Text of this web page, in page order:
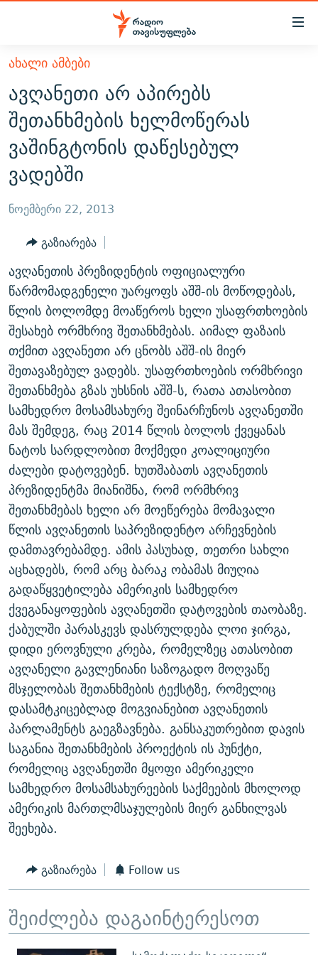
Accessibility
მთავარ
შინაარსზე
დაბრუნება
მთავარ
ნავიგაციაზე
დაბრუნება
ძიებაზე
დაბრუნება
ᲐᲮᲐᲚᲘ ᲐᲛᲑᲔᲑᲘ
ᲗᲔᲛᲔᲑᲘ
ᲞᲝᲚᲘᲢᲘᲙᲐ
ᲔᲙᲝᲜᲝᲛᲘᲙᲐ
ᲡᲐᲖᲝᲒᲐᲓᲝᲔᲑᲐ
ᲙᲣᲚᲢᲣᲠᲐ
ᲕᲘᲓᲔᲝ
ᲑᲚᲝᲒᲔᲑᲘ
ᲞᲝᲓᲙᲐᲡᲢᲔᲑᲘ
ᲐᲡᲐᲗᲘᲐᲜᲘᲡ ᲙᲣᲗᲮᲔ
60 ᲓᲔᲪᲘᲑᲔᲚᲘ
ᲒᲐᲜᲙᲘᲗᲮᲕᲘᲡ ᲓᲦᲔ
ᲓᲘᲚᲘᲡ ᲡᲐᲣᲑᲠᲔᲑᲘ
ᲛᲝᲚᲐᲞᲐᲠᲐᲙᲔ ᲢᲔᲥᲡᲢᲔᲑᲘ
ᲨᲘᲜ - ᲣᲪᲮᲝᲔᲗᲨᲘ
ᲚᲘᲢᲔᲠᲐᲢᲣᲠᲣᲚᲘ ᲬᲐᲮᲜᲐᲒᲔᲑᲘ
ᲐᲛᲔᲠᲘᲙᲣᲚᲘ ᲛᲝᲗᲮᲠᲝᲑᲐ
ᲘᲛᲞᲔᲠᲘᲐ ᲓᲐ ᲠᲐᲓᲘᲝ
ᲒᲐᲓᲐᲪᲔᲛᲔᲑᲘ
ᲤᲔᲜᲝᲕᲐᲜᲘ - 2.10
ᲞᲠᲝᲔᲥᲢᲔᲑᲘ
ᲣᲙᲠᲐᲘᲜᲐᲨᲘ ᲓᲐᲦᲣᲞᲣᲚᲘ ᲥᲐᲠᲗᲕᲔᲚᲘ ᲛᲔᲑᲠᲫᲝᲚᲔᲑᲘ - 2022
ᲓᲐᲛᲝᲣᲙᲘᲓᲔᲑᲚᲝᲑᲘᲡ 100 ᲬᲔᲚᲘ
ᲩᲔᲛᲘ ᲡᲘᲙᲕᲓᲘᲚᲘᲡ ᲛᲘᲖᲔᲖᲘᲐ COVID-19
11 ᲬᲔᲚᲘ - 11 ᲐᲛᲑᲐᲕᲘ
ᲡᲐᲞᲐᲠᲚᲐᲛᲔᲜᲢᲝ ᲐᲠᲩᲔᲕᲜᲔᲑᲘᲡ ᲘᲡᲢᲝᲠᲘᲐ
ᲑᲐᲕᲨᲕᲔᲑᲘ ᲞᲠᲝᲡᲢᲘᲢᲣᲪᲘᲐᲨᲘ - ᲐᲛᲝᲣᲗᲥᲛᲔᲚᲘ ᲐᲛᲑᲐᲕᲘ
5 ᲐᲛᲑᲐᲕᲘ - 20 ᲘᲕᲜᲘᲡᲡ ᲓᲐᲨᲐᲕᲔᲑᲣᲚᲔᲑᲘ
ᲐᲒᲕᲘᲡᲢᲝᲡ ᲝᲛᲘ
ПРИВЕТ ᲙᲣᲚᲢᲣᲠᲐ
ЭХО КАВКАЗА
ᲒᲐᲛᲝᲘᲬᲔᲠᲔ
რთე/რთ-ის ყველა საიტი
ᲐᲮᲐᲚᲘ ᲐᲛᲑᲔᲑᲘ
ავღანეთი არ აპირებს
შეთანხმების ხელმოწერას
ვაშინგტონის დაწესებულ
ვადებში
ნოემბერი 22, 2013
გაზიარება
ავღანეთის პრეზიდენტის ოფიციალური
წარმომადგენელი უარყოფს აშშ-ის მოწოდებას,
წლის ბოლომდე მოაწეროს ხელი უსაფრთხოების
შესახებ ორმხრივ შეთანხმებას. აიმალ ფაზაის
თქმით ავღანეთი არ ცნობს აშშ-ის მიერ
შეთავაზებულ ვადებს. უსაფრთხოების ორმხრივი
შეთანხმება გზას უხსნის აშშ-ს, რათა ათასობით
სამხედრო მოსამსახურე შეინარჩუნოს ავღანეთში
მას შემდეგ, რაც 2014 წლის ბოლოს ქვეყანას
ნატოს სარდლობით მოქმედი კოალიციური
ძალები დატოვებენ. ხუთშაბათს ავღანეთის
პრეზიდენტმა მიანიშნა, რომ ორმხრივ
შეთანხმებას ხელი არ მოეწერება მომავალი
წლის ავღანეთის საპრეზიდენტო არჩევნების
დამთავრებამდე. ამის პასუხად, თეთრი სახლი
აცხადებს, რომ არც ბარაკ ობამას მიუღია
გადაწყვეტილება ამერიკის სამხედრო
ქვეგანაყოფების ავღანეთში დატოვების თაობაზე.
ქაბულში პარასკევს დასრულდება ლოი ჯირგა,
დიდი ეროვნული კრება, რომელზეც ათასობით
ავღანელი გავლენიანი საზოგადო მოღვაწე
მსჯელობას შეთანხმების ტექსტზე, რომელიც
დასამტკიცებლად მოგვიანებით ავღანეთის
პარლამენტს გაეგზავნება. განსაკუთრებით დავის
საგანია შეთანხმების პროექტის ის პუნქტი,
რომელიც ავღანეთში მყოფი ამერიკელი
სამხედრო მოსამსახურეების საქმეების მხოლოდ
ამერიკის მართლმსაჯულების მიერ განხილვას
შეეხება.
გაზიარება Follow us
შეიძლება დაგაინტერესოთ